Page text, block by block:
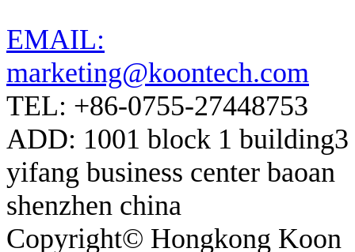
EMAIL:
marketing@koontech.com
TEL: +86-0755-27448753
ADD: 1001 block 1 building3
yifang business center baoan
shenzhen china
Copyright© Hongkong Koon